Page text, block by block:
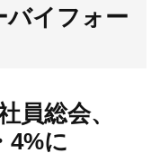
バイフォー
員総会、
4%に